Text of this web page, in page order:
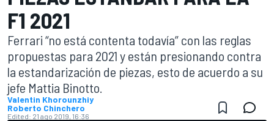
F1 2021
Ferrari “no está contenta todavía” con las reglas
propuestas para 2021 y están presionando contra
la estandarización de piezas, esto de acuerdo a su
jefe Mattia Binotto.
Valentin Khorounzhiy
Roberto Chinchero
Edited: 21 ago 2019, 16:36